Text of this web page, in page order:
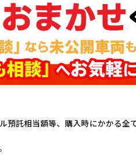
託相当額等、購入時にかかる全